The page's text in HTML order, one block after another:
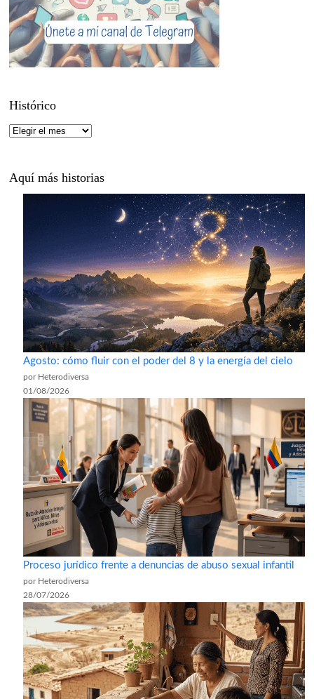
Histórico
Histórico
Aquí más historias
Agosto: cómo fluir con el poder del 8 y la energía del cielo
por Heterodiversa
01/08/2026
Proceso jurídico frente a denuncias de abuso sexual infantil
por Heterodiversa
28/07/2026